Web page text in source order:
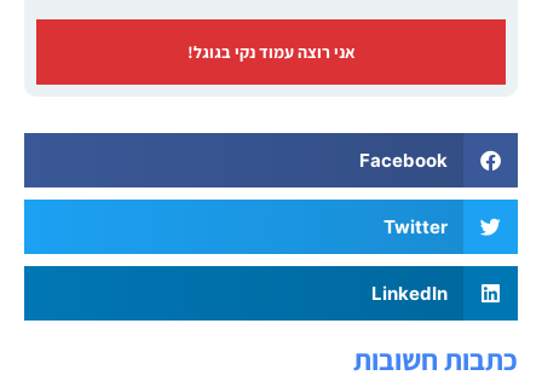
אני רוצה עמוד נקי בגוגל!
Facebook
Twitter
LinkedIn
כתבות חשובות